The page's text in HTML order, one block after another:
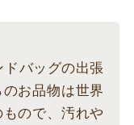
ドバッグの出張
お品物は世界
ので、汚れや